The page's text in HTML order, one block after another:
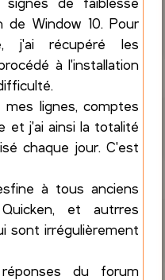
de Window 10. Pour
j'ai récupéré les
à l'installation
lignes, comptes
et j'ai ainsi la totalité
chaque jour. C'est
à tous anciens
et autrres
sont irrégulièrement
du forum